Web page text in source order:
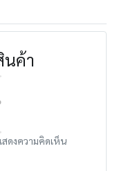
นค้า
ดงความคิดเห็น